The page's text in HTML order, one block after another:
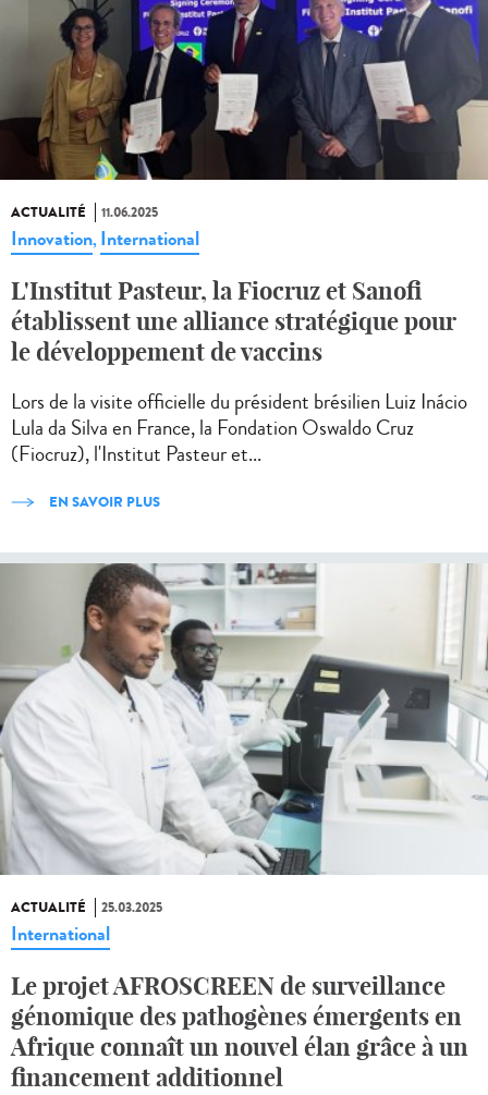
ACTUALITÉ 11.06.2025
Innovation, International
L'Institut Pasteur, la Fiocruz et Sanofi
établissent une alliance stratégique pour
le développement de vaccins
Lors de la visite officielle du président brésilien Luiz Inácio
Lula da Silva en France, la Fondation Oswaldo Cruz
(Fiocruz), l'Institut Pasteur et...
EN SAVOIR PLUS
ACTUALITÉ 25.03.2025
International
Le projet AFROSCREEN de surveillance
génomique des pathogènes émergents en
Afrique connaît un nouvel élan grâce à un
financement additionnel